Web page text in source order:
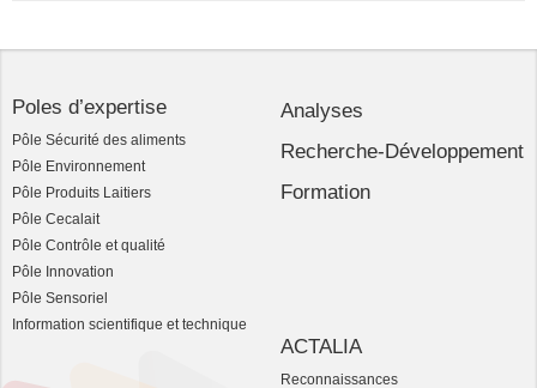
Poles d’expertise
Pôle Sécurité des aliments
Pôle Environnement
Pôle Produits Laitiers
Pôle Cecalait
Pôle Contrôle et qualité
Pôle Innovation
Pôle Sensoriel
Information scientifique et technique
Analyses
Recherche-Développement
Formation
ACTALIA
Reconnaissances